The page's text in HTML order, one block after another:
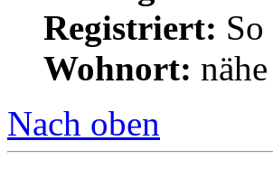
Registriert:
Wohnort:
Nach oben